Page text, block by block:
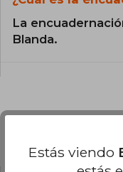
La
Blanda.
Estás viendo